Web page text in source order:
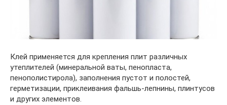
Клей применяется для крепления плит различных
утеплителей (минеральной ваты, пенопласта,
пенополистирола), заполнения пустот и полостей,
герметизации, приклеивания фальшь-лепнины, плинтусов
и других элементов.